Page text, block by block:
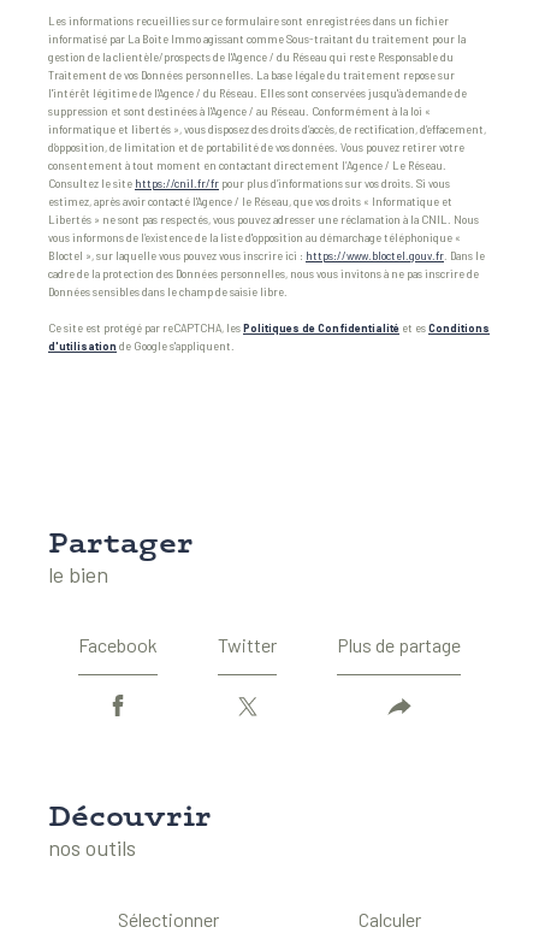
Les informations recueillies sur ce formulaire sont enregistrées dans un fichier
informatisé par La Boite Immo agissant comme Sous-traitant du traitement pour la
gestion de la clientèle/prospects de l'Agence / du Réseau qui reste Responsable du
Traitement de vos Données personnelles. La base légale du traitement repose sur
l'intérêt légitime de l'Agence / du Réseau. Elles sont conservées jusqu'à demande de
suppression et sont destinées à l'Agence / au Réseau. Conformément à la loi «
informatique et libertés », vous disposez des droits d’accès, de rectification, d’effacement,
d’opposition, de limitation et de portabilité de vos données. Vous pouvez retirer votre
consentement à tout moment en contactant directement l’Agence / Le Réseau.
Consultez le site https://cnil.fr/fr pour plus d’informations sur vos droits. Si vous
estimez, après avoir contacté l'Agence / le Réseau, que vos droits « Informatique et
Libertés » ne sont pas respectés, vous pouvez adresser une réclamation à la CNIL. Nous
vous informons de l’existence de la liste d'opposition au démarchage téléphonique «
Bloctel », sur laquelle vous pouvez vous inscrire ici : https://www.bloctel.gouv.fr . Dans le
cadre de la protection des Données personnelles, nous vous invitons à ne pas inscrire de
Données sensibles dans le champ de saisie libre.
Ce site est protégé par reCAPTCHA, lesPolitiques de Confidentialité et esConditions
d'utilisation de Google s'appliquent.
partager
le bien
Facebook Twitter Plus de partage
découvrir
nos outils
Sélectionner Calculer